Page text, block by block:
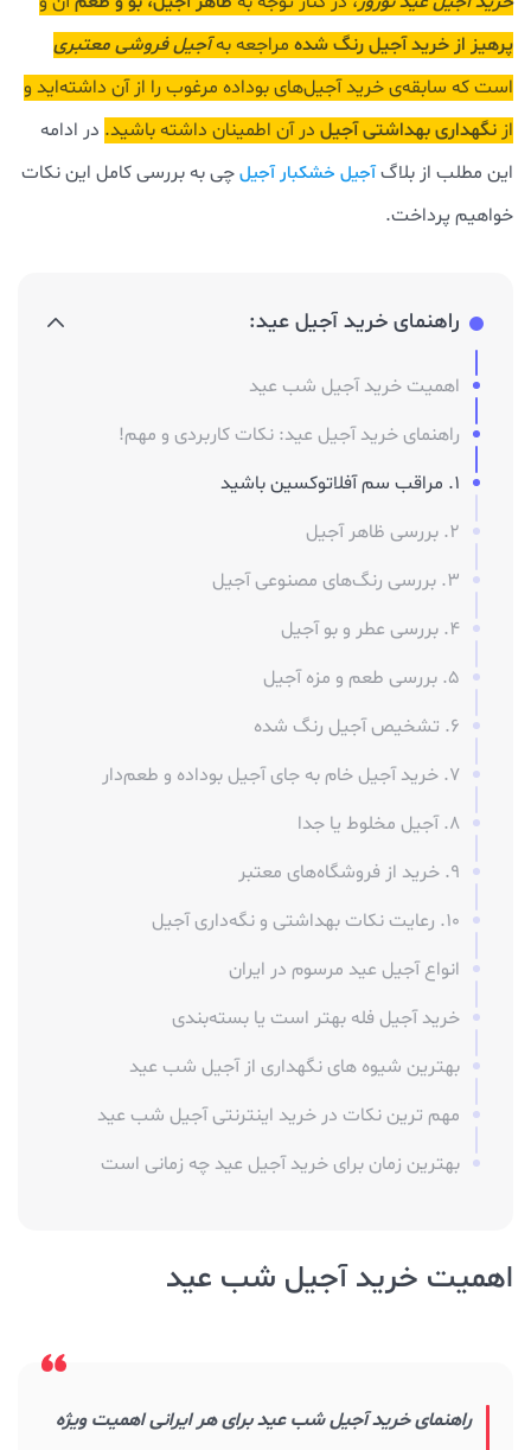
پرهیز از خرید آجیل رنگ شده مراجعه بهآجیل فروشی معتبری
است که سابقه‌ی خرید آجیل‌های بوداده مرغوب را از آن داشته‌اید و
از نگهداری بهداشتی آجیل در آن اطمینان داشته باشید. در ادامه
این مطلب از بلاگآجیل خشکبار آجیلچی به بررسی کامل این نکات
خواهیم پرداخت.
راهنمای خرید آجیل عید:
اهمیت خرید آجیل شب عید
راهنمای خرید آجیل عید: نکات کاربردی و مهم!
1. مراقب سم آفلاتوکسین باشید
2. بررسی ظاهر آجیل
3. بررسی رنگ‌های مصنوعی آجیل
4. بررسی عطر و بو آجیل
5. بررسی طعم و مزه آجیل
6. تشخیص آجیل رنگ شده
7. خرید آجیل خام به جای آجیل بوداده و طعم‌دار
8. آجیل مخلوط یا جدا
9. خرید از فروشگاه‌های معتبر
10. رعایت نکات بهداشتی و نگه‌داری آجیل
انواع آجیل عید مرسوم در ایران
خرید آجیل فله بهتر است یا بسته‌بندی
بهترین شیوه‌ های نگهداری از آجیل شب عید
مهم‌ ترین نکات در خرید اینترنتی آجیل شب عید
بهترین زمان برای خرید آجیل عید چه زمانی است
اهمیت خرید آجیل شب عید
راهنمای خرید آجیل شب عید برای هر ایرانی اهمیت ویژه